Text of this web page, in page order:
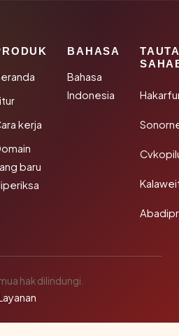
kerja
baru
BAHASA
Bahasa
Indonesia
hak dilindungi.